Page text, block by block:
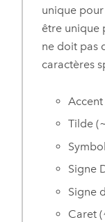
unique
être unique
ne doit pas
caractères
Tilde
Signe
Signe
Caret